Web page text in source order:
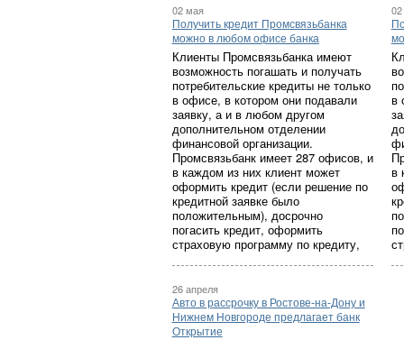
02 мая
Получить кредит Промсвязьбанка
можно в любом офисе банка
Клиенты Промсвязьбанка имеют
возможность погашать и получать
потребительские кредиты не только
в офисе, в котором они подавали
заявку, а и в любом другом
дополнительном отделении
финансовой организации.
Промсвязьбанк имеет 287 офисов, и
в каждом из них клиент может
оформить кредит (если решение по
кредитной заявке было
положительным), досрочно
погасить кредит, оформить
страховую программу по кредиту,
в
в
26 апреля
Авто в рассрочку в Ростове-на-Дону и
Нижнем Новгороде предлагает банк
Открытие